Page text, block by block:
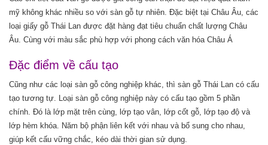
mỹ không khác nhiều so với sàn gỗ tự nhiên. Đặc biệt tại Châu Âu, các
loại giấy gỗ Thái Lan được đặt hàng đạt tiêu chuẩn chất lượng Châu
Âu. Cùng với màu sắc phù hợp với phong cách văn hóa Châu Á
Đặc điểm về cấu tạo
Cũng như các loại sàn gỗ công nghiệp khác, thì sàn gỗ Thái Lan có cấu
tạo tương tự. Loại sàn gỗ công nghiệp này có cấu tạo gồm 5 phần
chính. Đó là lớp mặt trên cùng, lớp tạo vân, lớp cốt gỗ, lớp tạo độ và
lớp hèm khóa. Năm bộ phận liên kết với nhau và bổ sung cho nhau,
giúp kết cấu vững chắc, kéo dài thời gian sử dụng.